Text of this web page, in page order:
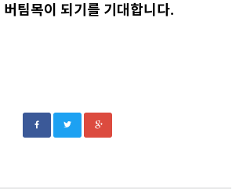
버팀목이 되기를 기대합니다.